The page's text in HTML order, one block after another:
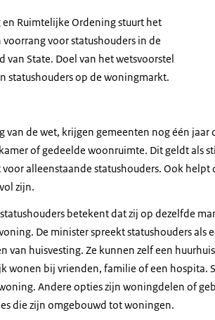
Ruimtelijke Ordening stuurt het
voor statushouders in de
van State. Doel van het wetsvoorstel
statushouders op de woningmarkt.
van de wet, krijgen gemeenten nog één
of gedeelde woonruimte. Dit geldt als
alleenstaande statushouders. Ook
zijn.
betekent dat zij op dezelfde
De minister spreekt statushouders als
huisvesting. Ze kunnen zelf een
wonen bij vrienden, familie of een hospita.
Andere opties zijn woningdelen of
die zijn omgebouwd tot woningen.